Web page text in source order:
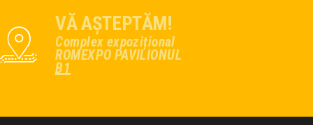
VĂ AȘTEPTĂM!
Complex expozițional
ROMEXPO PAVILIONUL
B1